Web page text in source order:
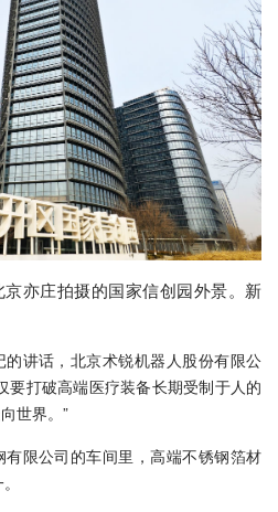
亦庄拍摄的国家信创园外景。新
讲话，北京术锐机器人股份有限公
要打破高端医疗装备长期受制于人的
世界。”
限公司的车间里，高端不锈钢箔材